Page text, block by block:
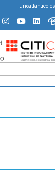
uneatlantico.es